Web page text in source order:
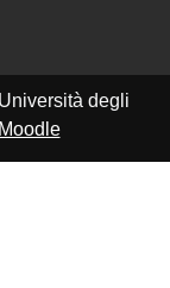
degli
Moodle